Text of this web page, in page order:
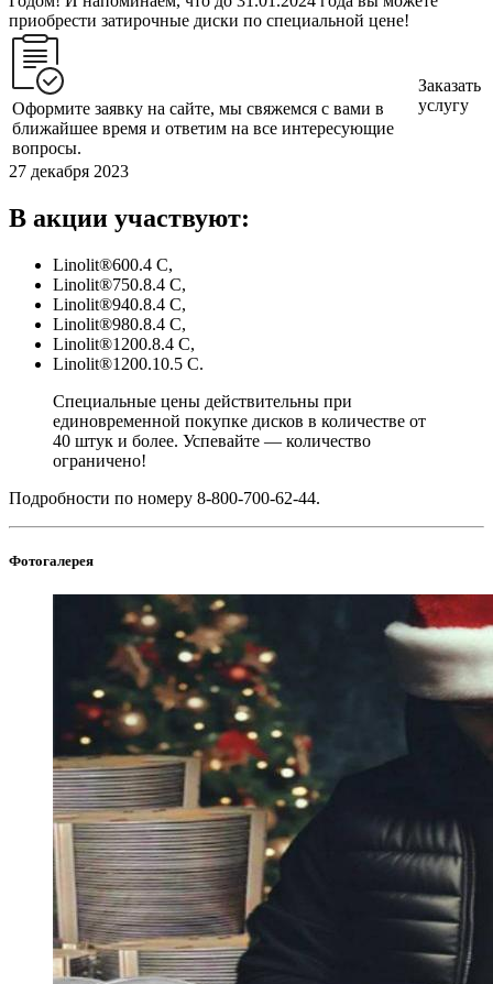
приобрести затирочные диски по специальной цене!
Оформите заявку на сайте, мы свяжемся с вами в
ближайшее время и ответим на все интересующие
вопросы.
Заказать
услугу
27 декабря 2023
В акции участвуют:
Linolit®600.4 С,
Linolit®750.8.4 С,
Linolit®940.8.4 С,
Linolit®980.8.4 С,
Linolit®1200.8.4 С,
Linolit®1200.10.5 С.
Специальные цены действительны при
единовременной покупке дисков в количестве от
40 штук и более. Успевайте — количество
ограничено!
Подробности по номеру 8-800-700-62-44.
Фотогалерея